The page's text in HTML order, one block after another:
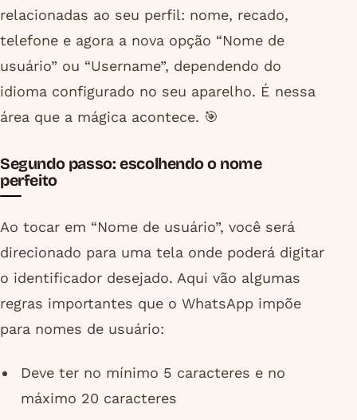
relacionadas ao seu perfil: nome, recado,
telefone e agora a nova opção “Nome de
usuário” ou “Username”, dependendo do
idioma configurado no seu aparelho. É nessa
área que a mágica acontece. 🎯
Segundo passo: escolhendo o nome
perfeito
Ao tocar em “Nome de usuário”, você será
direcionado para uma tela onde poderá digitar
o identificador desejado. Aqui vão algumas
regras importantes que o WhatsApp impõe
para nomes de usuário:
Deve ter no mínimo 5 caracteres e no
máximo 20 caracteres